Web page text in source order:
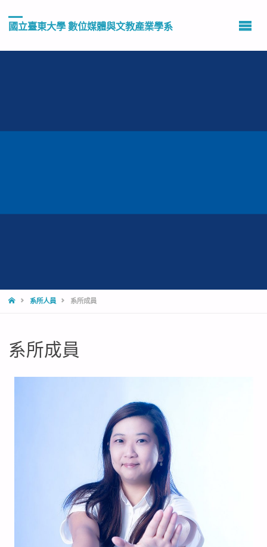
國立臺東大學 數位媒體與文教產業學系
系所人員 系所成員
系所成員